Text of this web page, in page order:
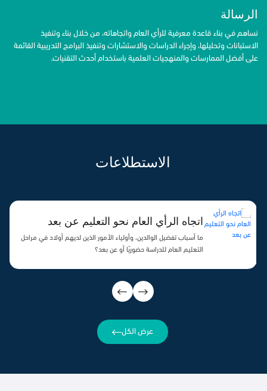
الرسالة
نساهم في بناء قاعدة معرفية للرأي العام واتجاهاته، من خلال بناء وتنفيذ
الاستبانات وتحليلها، وإجراء الدراسات والاستشارات وتنفيذ البرامج التدريبية القائمة
على أفضل الممارسات والمنهجيات العلمية باستخدام أحدث التقنيات.
الاستطلاعات
اتجاه الرأي العام نحو التعليم عن بعد
ما أسباب تفضيل الوالدين، وأولياء الأمور الذين لديهم أولاد في مراحل
التعليم العام للدراسة حضوريًا أو عن بعد؟
عرض الكل